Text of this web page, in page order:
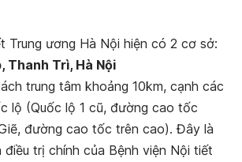
Trung ương Hà Nội hiện có 2 cơ sở:
Thanh Trì, Hà Nội
trung tâm khoảng 10km, cạnh các
lộ (Quốc lộ 1 cũ, đường cao tốc
đường cao tốc trên cao). Đây là
trị chính của Bệnh viện Nội tiết